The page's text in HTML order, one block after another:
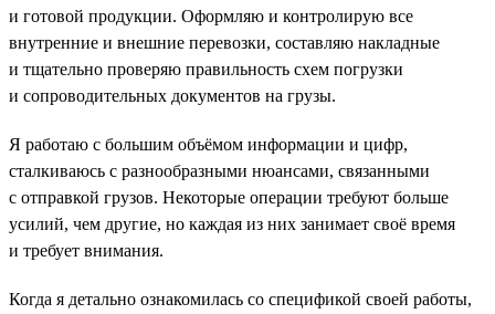
и готовой продукции. Оформляю и контролирую все
внутренние и внешние перевозки, составляю накладные
и тщательно проверяю правильность схем погрузки
и сопроводительных документов на грузы.
Я работаю с большим объёмом информации и цифр,
сталкиваюсь с разнообразными нюансами, связанными
с отправкой грузов. Некоторые операции требуют больше
усилий, чем другие, но каждая из них занимает своё время
и требует внимания.
Когда я детально ознакомилась со спецификой своей работы,